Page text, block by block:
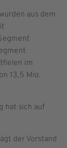
aus dem
im
13,5 Mio.
hat sich auf
der Vorstand